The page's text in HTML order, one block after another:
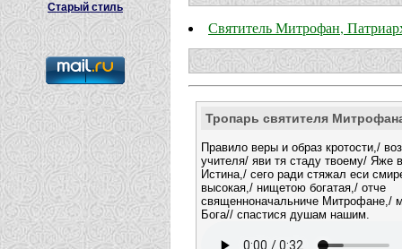
Старый стиль
Святитель Митрофан,
Тропарь святителя
Правило веры и образ кротости,/
учителя/ яви тя стаду твоему/ Яже
Истина,/ сего ради стяжал еси
высокая,/ нищетою богатая,/ отче
священноначальниче Митрофане,/
Бога// спастися душам нашим.